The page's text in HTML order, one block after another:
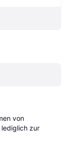
von
zur